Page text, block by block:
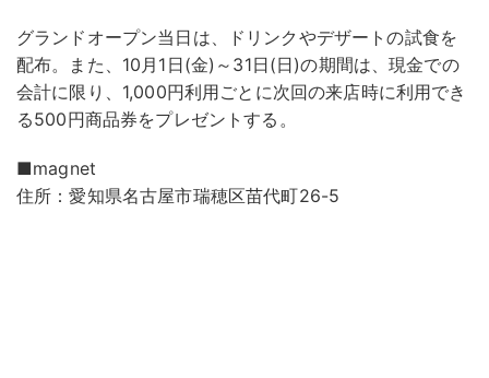
グランドオープン当日は、ドリンクやデザートの試食を
配布。また、10月1日(金)～31日(日)の期間は、現金での
会計に限り、1,000円利用ごとに次回の来店時に利用でき
る500円商品券をプレゼントする。
■magnet
住所：愛知県名古屋市瑞穂区苗代町26-5